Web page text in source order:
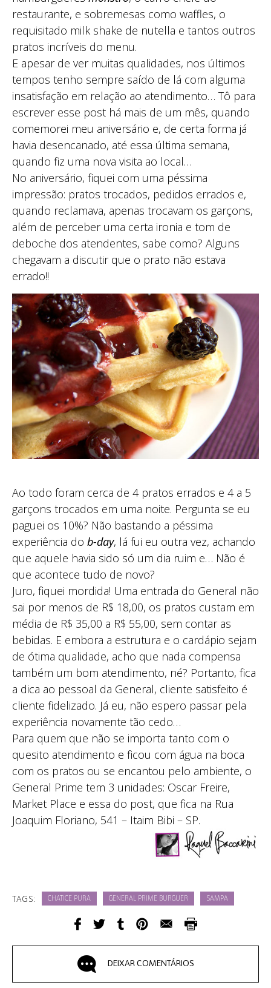
restaurante, e sobremesas como waffles, o
requisitado milk shake de nutella e tantos outros
pratos incríveis do menu.
E apesar de ver muitas qualidades, nos últimos
tempos tenho sempre saído de lá com alguma
insatisfação em relação ao atendimento… Tô para
escrever esse post há mais de um mês, quando
comemorei meu aniversário e, de certa forma já
havia desencanado, até essa última semana,
quando fiz uma nova visita ao local…
No aniversário, fiquei com uma péssima
impressão: pratos trocados, pedidos errados e,
quando reclamava, apenas trocavam os garçons,
além de perceber uma certa ironia e tom de
deboche dos atendentes, sabe como? Alguns
chegavam a discutir que o prato não estava
errado!!
Ao todo foram cerca de 4 pratos errados e 4 a 5
garçons trocados em uma noite. Pergunta se eu
paguei os 10%? Não bastando a péssima
experiência do b-day, lá fui eu outra vez, achando
que aquele havia sido só um dia ruim e… Não é
que acontece tudo de novo?
Juro, fiquei mordida! Uma entrada do General não
sai por menos de R$ 18,00, os pratos custam em
média de R$ 35,00 a R$ 55,00, sem contar as
bebidas. E embora a estrutura e o cardápio sejam
de ótima qualidade, acho que nada compensa
também um bom atendimento, né? Portanto, fica
a dica ao pessoal da General, cliente satisfeito é
cliente fidelizado. Já eu, não espero passar pela
experiência novamente tão cedo…
Para quem que não se importa tanto com o
quesito atendimento e ficou com água na boca
com os pratos ou se encantou pelo ambiente, o
General Prime tem 3 unidades: Oscar Freire,
Market Place e essa do post, que fica na Rua
Joaquim Floriano, 541 – Itaim Bibi – SP.
TAGS: CHATICE PURA GENERAL PRIME BURGUER SAMPA
DEIXAR COMENTÁRIOS